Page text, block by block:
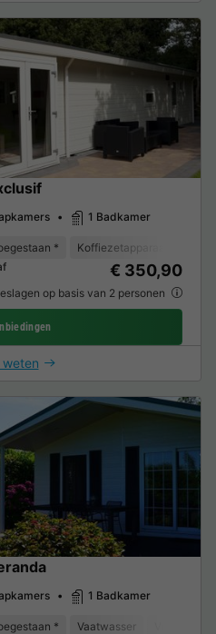
1 Badkamer
* Koffiezetapparaat
€ 350,90
op basis van 2 personen
weten
1 Badkamer
* Vaatwasser